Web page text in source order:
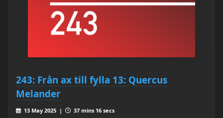
243: Från ax till fylla 13: Quercus
Melander
13 May 2025 |
37 mins 16 secs